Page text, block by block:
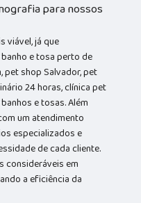
para nossos
viável, já que
e tosa perto de
pet shop Salvador, pet
24 horas, clínica pet
e tosas. Além
um atendimento
especializados e
de cada cliente.
consideráveis em
a eficiência da